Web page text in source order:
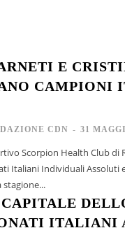
E
CAMPIONI
CDN - 31
Scorpion Health Club di
Italiani Individuali Assoluti
stagione...
CAPITALE
ITALIANI